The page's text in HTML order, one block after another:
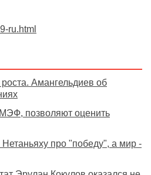
ru.html
Амангельдиев об
позволяют оценить
про "победу", а мир -